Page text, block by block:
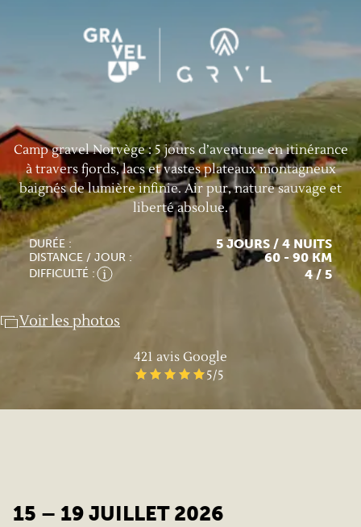
Camp gravel Norvège : 5 jours d’aventure en itinérance
à travers fjords, lacs et vastes plateaux montagneux
baignés de lumière infinie. Air pur, nature sauvage et
liberté absolue.
421 avis Google
5/5
DURÉE : 5 JOURS / 4 NUITS
DISTANCE / JOUR : 60 - 90 KM
DIFFICULTÉ : 4/ 5
Voir les photos
15 – 19 JUILLET 2026